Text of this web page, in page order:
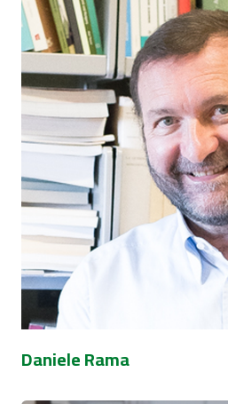
Daniele Rama